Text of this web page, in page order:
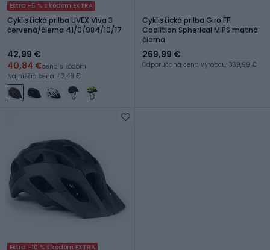
Extra -5 % s kódom EXTRA
Cyklistická prilba UVEX Viva 3
červená/čierna 41/0/984/10/17
42,99 €
40,84 €cena s kódom
Najnižšia cena: 42,49 €
Cyklistická prilba Giro FF
Coalition Spherical MIPS matná
čierna
269,99 €
Odporúčaná cena výrobcu: 339,99 €
Extra -10 % s kódom EXTRA